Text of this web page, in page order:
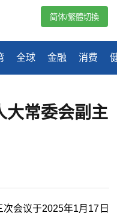
全球 金融 消费
简体/繁體切換
大常委会副主
会议于2025年1月17日